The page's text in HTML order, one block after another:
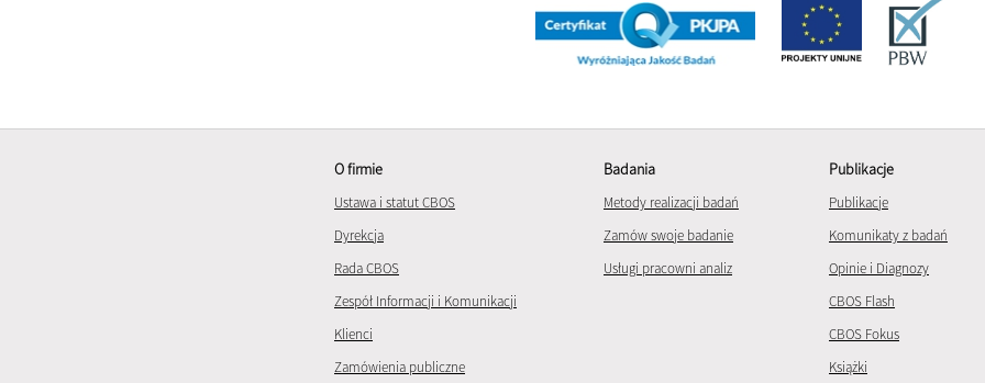
O firmie
Ustawa i statut CBOS
Dyrekcja
Rada CBOS
Zespół Informacji i Komunikacji
Klienci
Zamówienia publiczne
Badania
Metody realizacji badań
Zamów swoje badanie
Usługi pracowni analiz
Publikacje
Publikacje
Komunikaty z badań
Opinie i Diagnozy
CBOS Flash
CBOS Fokus
Książki